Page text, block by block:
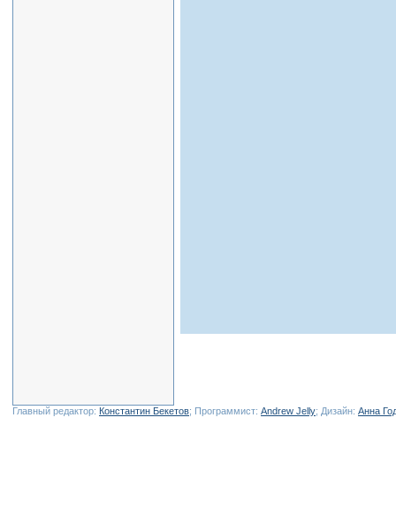
Главный редактор: Константин Бекетов; Программист: Andrew Jelly; Дизайн: Анна